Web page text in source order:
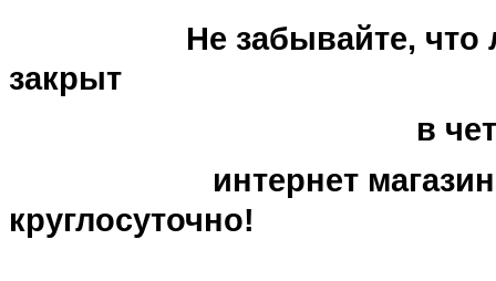
Не забывайте, что
закрыт
в четверг и
интернет магазин
круглосуточно!